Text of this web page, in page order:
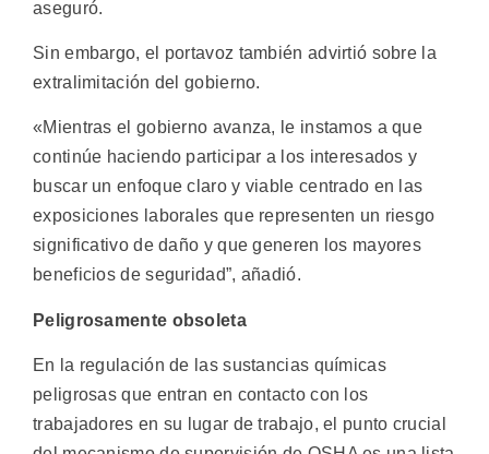
aseguró.
Sin embargo, el portavoz también advirtió sobre la
extralimitación del gobierno.
«Mientras el gobierno avanza, le instamos a que
continúe haciendo participar a los interesados ​​y
buscar un enfoque claro y viable centrado en las
exposiciones laborales que representen un riesgo
significativo de daño y que generen los mayores
beneficios de seguridad”, añadió.
Peligrosamente obsoleta
En la regulación de las sustancias químicas
peligrosas que entran en contacto con los
trabajadores en su lugar de trabajo, el punto crucial